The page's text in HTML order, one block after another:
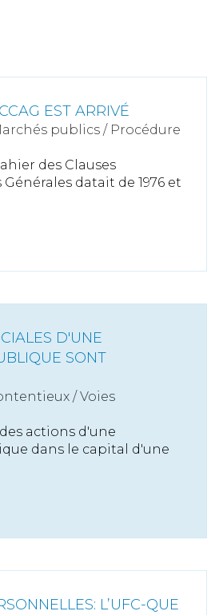
EST ARRIVÉ
publics / Procédure
des Clauses
datait de 1976 et
D'UNE
SONT
/ Voies
actions d'une
dans le capital d'une
L’UFC-QUE